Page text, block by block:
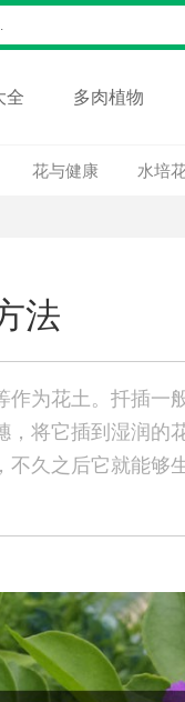
全 多肉植物
花与健康 水培
法
作为花土。扦插一
，将它插到湿润的
不久之后它就能够